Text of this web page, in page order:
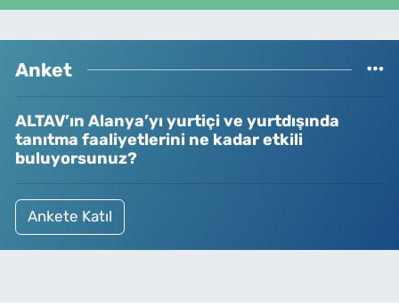
Anket
ALTAV’ın Alanya’yı yurtiçi ve yurtdışında
tanıtma faaliyetlerini ne kadar etkili
buluyorsunuz?
Ankete Katıl